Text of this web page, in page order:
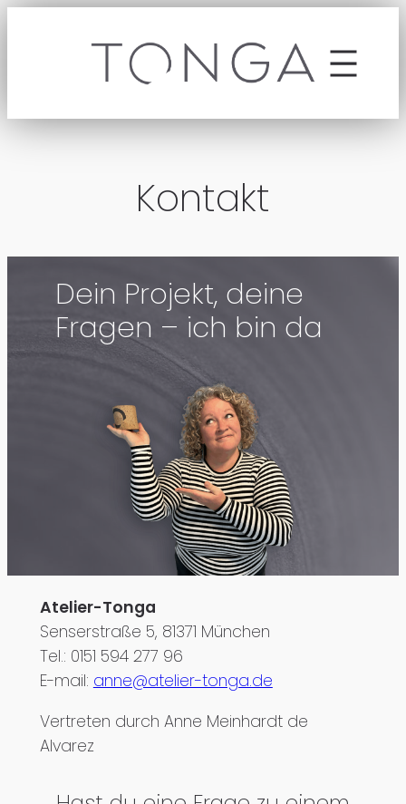
Kontakt
Dein Projekt, deine
Fragen – ich bin da
Atelier-Tonga
Senserstraße 5, 81371 München
Tel.: 0151 594 277 96
E-mail: anne@atelier-tonga.de
Vertreten durch Anne Meinhardt de
Alvarez